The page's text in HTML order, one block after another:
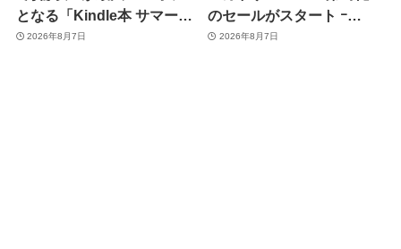
となる「Kindle本 サマーセ
ール第2弾」がスタート
2026年8月7日
のセールがスタート ｰ
KADOKAWAのKindle本
2026年8月7日